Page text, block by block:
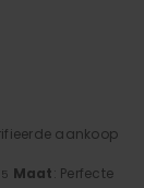
aankoop
Maat: Perfecte